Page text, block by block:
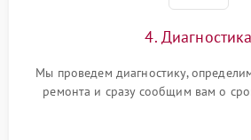
4. Диагностика
Мы проведем диагностику,
ремонта и сразу сообщим вам о